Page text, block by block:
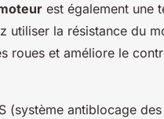
est également une
utiliser la résistance du
roues et améliore le
(système antiblocage